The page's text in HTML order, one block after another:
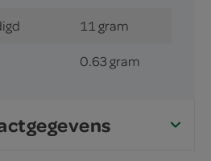
11 gram
0.63 gram